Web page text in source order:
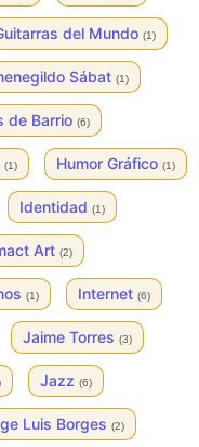
del Mundo (1)
Sábat (1)
de Barrio (6)
(1) Humor Gráfico (1)
Identidad (1)
Art (2)
(1) Internet (6)
Jaime Torres (3)
Jazz (6)
Luis Borges (2)